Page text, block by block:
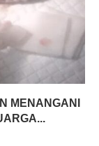
MENANGANI